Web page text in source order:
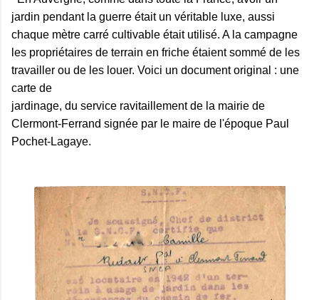
jardin pendant la guerre était un véritable luxe, aussi
chaque mètre carré cultivable était utilisé. A la campagne
les propriétaires de terrain en friche étaient sommé de les
travailler ou de les louer. Voici un document original : une
carte de
jardinage, du service ravitaillement de la mairie de
Clermont-Ferrand signée par le maire de l'époque Paul
Pochet-Lagaye.